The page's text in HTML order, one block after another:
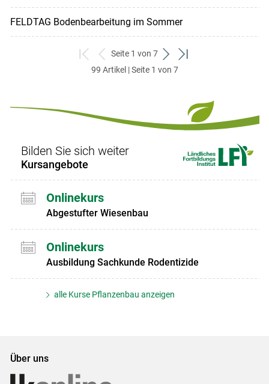
FELDTAG Bodenbearbeitung im Sommer
zum
ersten
zurück
zum
Seite 1 von 7
weiter
zum
zum
99 Artikel | Seite 1 von 7
Bilden Sie sich weiter
Kursangebote
Onlinekurs
Abgestufter Wiesenbau
Onlinekurs
Ausbildung Sachkunde Rodentizide
alle Kurse Pflanzenbau anzeigen
Über uns